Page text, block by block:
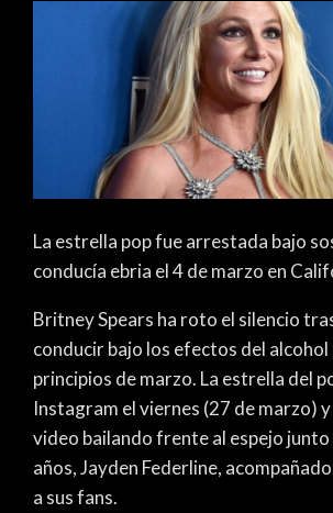
La estrella pop fue arrestada bajo
conducía ebria el 4 de marzo en
Britney Spears ha roto el silencio
conducir bajo los efectos del alcohol
principios de marzo. La estrella del
Instagram el viernes (27 de marzo)
video bailando frente al espejo junto
años, Jayden Federline,
a sus fans.